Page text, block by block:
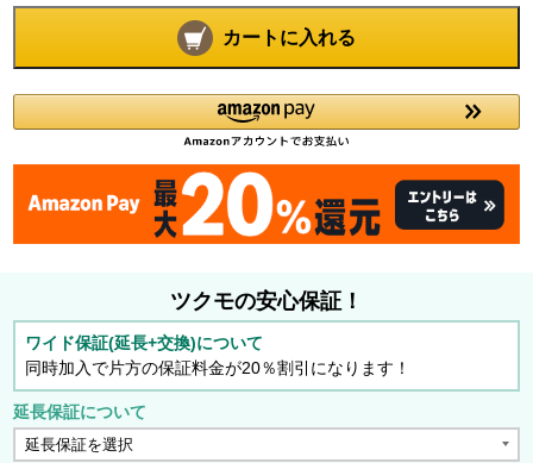
カートに入れる
ツクモの安心保証！
ワイド保証(延長+交換)について
同時加入で片方の保証料金が20％割引になります！
延長保証について